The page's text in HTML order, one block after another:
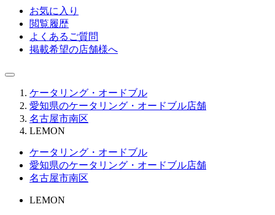
お気に入り
閲覧履歴
よくあるご質問
掲載希望の店舗様へ
ケータリング・オードブル
愛知県のケータリング・オードブル店舗
名古屋市南区
LEMON
ケータリング・オードブル
愛知県のケータリング・オードブル店舗
名古屋市南区
LEMON